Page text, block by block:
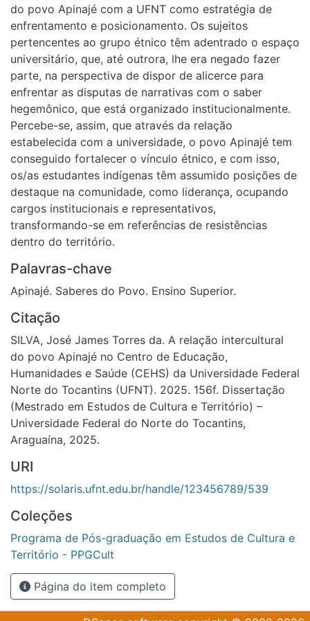
do povo Apinajé com a UFNT como estratégia de
enfrentamento e posicionamento. Os sujeitos
pertencentes ao grupo étnico têm adentrado o espaço
universitário, que, até outrora, lhe era negado fazer
parte, na perspectiva de dispor de alicerce para
enfrentar as disputas de narrativas com o saber
hegemônico, que está organizado institucionalmente.
Percebe-se, assim, que através da relação
estabelecida com a universidade, o povo Apinajé tem
conseguido fortalecer o vínculo étnico, e com isso,
os/as estudantes indígenas têm assumido posições de
destaque na comunidade, como liderança, ocupando
cargos institucionais e representativos,
transformando-se em referências de resistências
dentro do território.
Palavras-chave
Apinajé. Saberes do Povo. Ensino Superior.
Citação
SILVA, José James Torres da. A relação intercultural
do povo Apinajé no Centro de Educação,
Humanidades e Saúde (CEHS) da Universidade Federal
Norte do Tocantins (UFNT). 2025. 156f. Dissertação
(Mestrado em Estudos de Cultura e Território) –
Universidade Federal do Norte do Tocantins,
Araguaína, 2025.
URI
https://solaris.ufnt.edu.br/handle/123456789/539
Coleções
Programa de Pós-graduação em Estudos de Cultura e
Território - PPGCult
Página do item completo